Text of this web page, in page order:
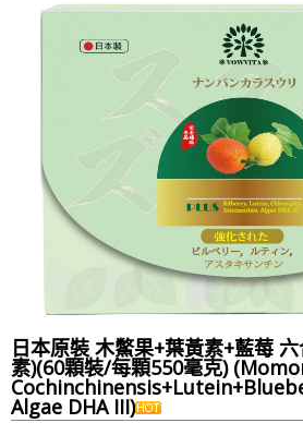
日本原裝 木鱉果+葉黃素+藍莓
素)(60顆裝/每顆550毫克)
Algae DHA III)